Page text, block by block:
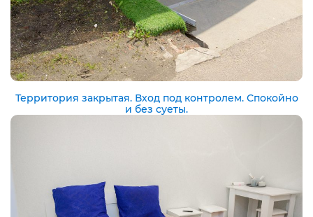
Территория закрытая. Вход под контролем. Спокойно
и без суеты.